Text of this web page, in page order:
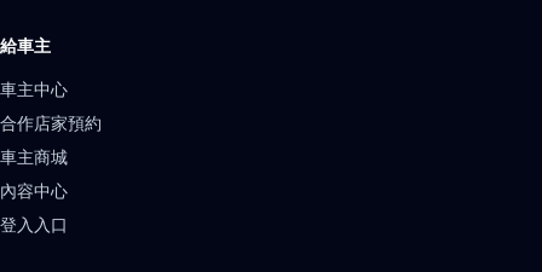
給車主
車主中心
合作店家預約
車主商城
內容中心
登入入口